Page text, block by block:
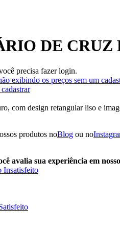
DE
precisa fazer login.
exibindo os preços sem um
com design retangular liso e
produtos noBlog ou no
avalia sua experiência em
Insatisfeito